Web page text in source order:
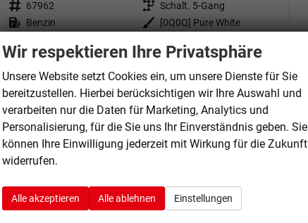
Fahrzeugnr. 67962 Getriebe Schalt. 5-Gang
Kraftstoff Benzin Außenfarbe
[0Q0Q] Pure White
18.430,– €
incl. 19% MwSt.
Verbrauch kombiniert:5,30 l/100km
CO2-Klasse: D
CO2-Emissionen:121,00 g/km
Wir respektieren Ihre Privatsphäre
Unsere Website setzt Cookies ein, um unsere Dienste für Sie
bereitzustellen. Hierbei berücksichtigen wir Ihre Auswahl und
verarbeiten nur die Daten für Marketing, Analytics und
Personalisierung, für die Sie uns Ihr Einverständnis geben. Sie
können Ihre Einwilligung jederzeit mit Wirkung für die Zukunft
widerrufen.
Alle akzeptieren Alle ablehnen Einstellungen